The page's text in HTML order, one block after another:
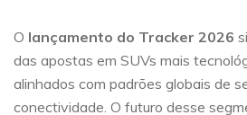
O lançamento do Tracker 2026
das apostas em SUVs mais
alinhados com padrões globais de
conectividade. O futuro desse